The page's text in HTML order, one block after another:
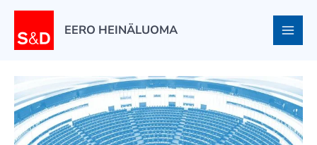
Siirry
EERO HEINÄLUOMA